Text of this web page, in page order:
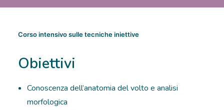
Corso intensivo sulle tecniche iniettive
Obiettivi
Conoscenza dell’anatomia del volto e analisi
morfologica